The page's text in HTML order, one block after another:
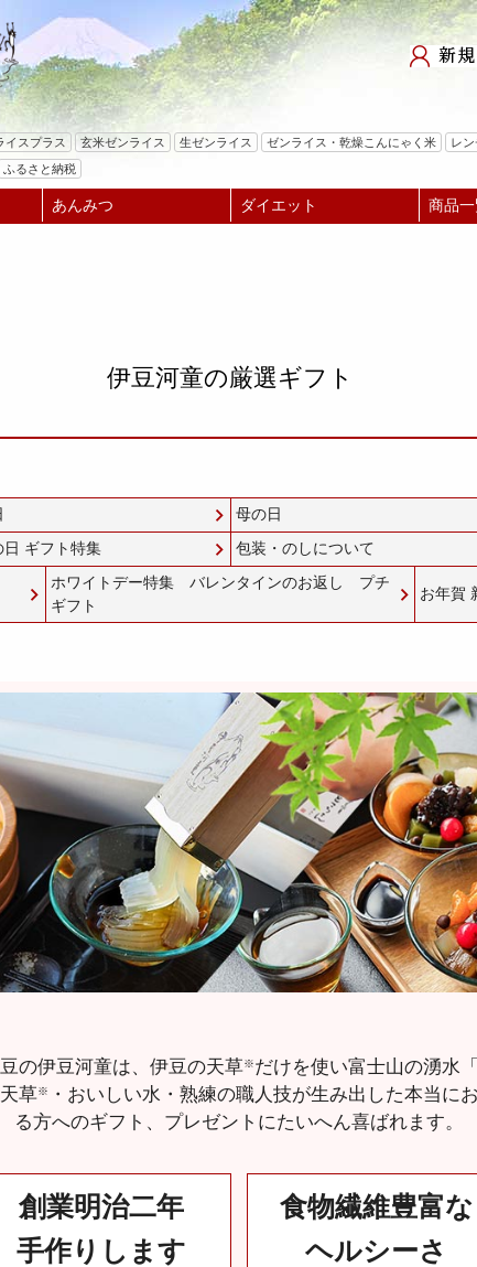
検索
イスプラス 玄米ゼンライス 生ゼンライス ゼンライス・乾燥こんにゃく米 レ
ふるさと納税
あんみつ ダイエット 商品
伊豆河童の厳選ギフト
母の日
日 ギフト特集 包装・のしについて
ホワイトデー特集 バレンタインのお返し プチ
ギフト
お年賀
の伊豆河童は、伊豆の天草※だけを使い富士山の湧水
草※
・おいしい水・熟練の職人技が生み出した本当に
る方へのギフト、プレゼントにたいへん喜ばれます。
創業明治二年
手作りします
食物繊維豊富な
ヘルシーさ